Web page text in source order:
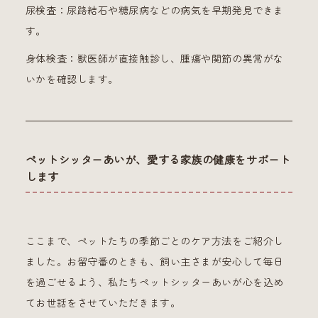
尿検査：尿路結石や糖尿病などの病気を早期発見できま
す。
身体検査：獣医師が直接触診し、腫瘍や関節の異常がな
いかを確認します。
ペットシッターあいが、愛する家族の健康をサポート
します
ここまで、ペットたちの季節ごとのケア方法をご紹介し
ました。お留守番のときも、飼い主さまが安心して毎日
を過ごせるよう、私たちペットシッターあいが心を込め
てお世話をさせていただきます。